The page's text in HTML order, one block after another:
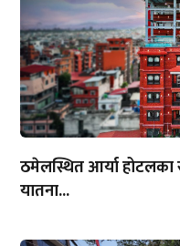
ठमेलस्थित आर्या होटलका
यातना...